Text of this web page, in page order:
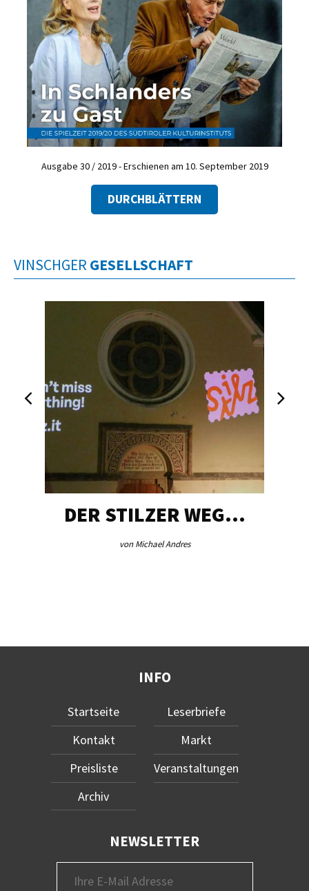
Ausgabe 30 / 2019 - Erschienen am 10. September 2019
DURCHBLÄTTERN
VINSCHGER GESELLSCHAFT
DER STILZER WEG…
von Michael Andres
INFO
Startseite
Kontakt
Preisliste
Archiv
Leserbriefe
Markt
Veranstaltungen
NEWSLETTER